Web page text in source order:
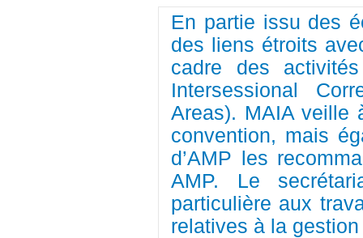
En partie issu des
des liens étroits
cadre des
Intersessional
Areas). MAIA veille
convention, mais
d’AMP les
AMP. Le
particulière aux
relatives à la